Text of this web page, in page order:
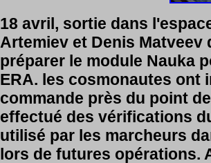
18 avril, sortie dans
Artemiev et Denis Matveev
préparer le module Nauka
ERA. les cosmonautes ont
commande près du point
effectué des vérifications
utilisé par les marcheurs
lors de futures opérations.